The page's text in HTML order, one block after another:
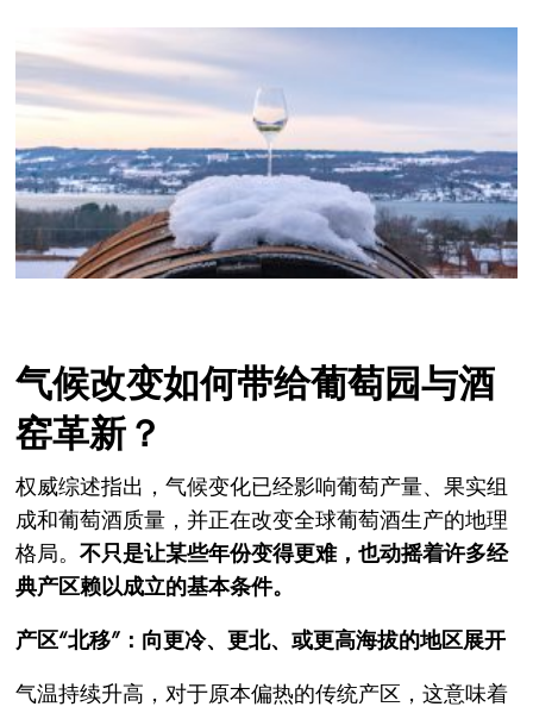
气候改变如何带给葡萄园与酒
窑革新？
权威综述指出，气候变化已经影响葡萄产量、果实组
成和葡萄酒质量，并正在改变全球葡萄酒生产的地理
格局。不只是让某些年份变得更难，也动摇着许多经
典产区赖以成立的基本条件。
产区“北移”： 向更冷、更北、或更高海拔的地区展开
气温持续升高，对于原本偏热的传统产区，这意味着